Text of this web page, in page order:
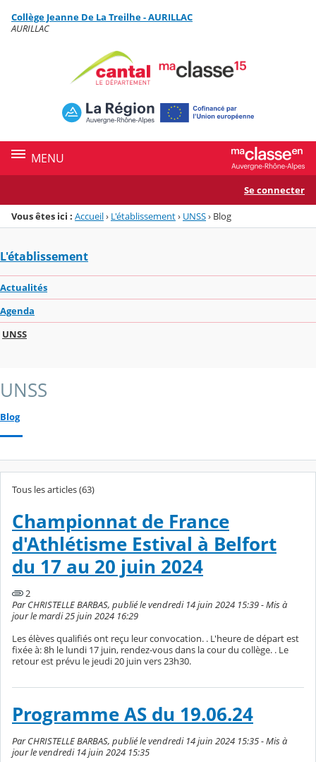
Menu de la rubrique
Contenu
Collège Jeanne De La Treilhe - AURILLAC
AURILLAC
MENU
Se connecter
Vous êtes ici : Accueil› L'établissement› UNSS› Blog
L'établissement
Actualités
Agenda
UNSS
UNSS
Blog
Tous les articles (63)
Championnat de France
d'Athlétisme Estival à Belfort
du 17 au 20 juin 2024
2
Par CHRISTELLE BARBAS, publié le vendredi 14 juin 2024 15:39 - Mis à
jour le mardi 25 juin 2024 16:29
Les élèves qualifiés ont reçu leur convocation. . L'heure de départ est
fixée à: 8h le lundi 17 juin, rendez-vous dans la cour du collège. . Le
retour est prévu le jeudi 20 juin vers 23h30.
Programme AS du 19.06.24
Par CHRISTELLE BARBAS, publié le vendredi 14 juin 2024 15:35 - Mis à
jour le vendredi 14 juin 2024 15:35